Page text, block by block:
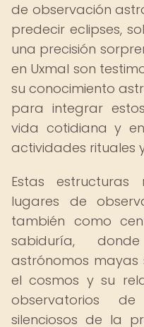
de observación
predecir eclipses,
una precisión
en Uxmal son
su conocimiento
para integrar
vida cotidiana y
actividades rituales
Estas
lugares de
también como
sabiduría,
astrónomos
el cosmos y su
observatorios
silenciosos de la